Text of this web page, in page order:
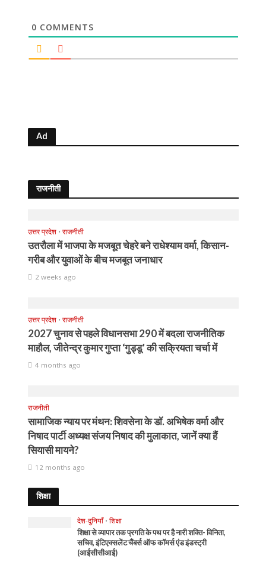
0 COMMENTS
Ad
राजनीती
उत्तर प्रदेश • राजनीती
उतरौला में भाजपा के मजबूत चेहरे बने राधेश्याम वर्मा, किसान-
गरीब और युवाओं के बीच मजबूत जनाधार
2 weeks ago
उत्तर प्रदेश • राजनीती
2027 चुनाव से पहले विधानसभा 290 में बदला राजनीतिक
माहौल, जीतेन्द्र कुमार गुप्ता ‘गुड्डू’ की सक्रियता चर्चा में
4 months ago
राजनीती
सामाजिक न्याय पर मंथन: शिवसेना के डॉ. अभिषेक वर्मा और
निषाद पार्टी अध्यक्ष संजय निषाद की मुलाकात, जानें क्या हैं
सियासी मायने?
12 months ago
शिक्षा
देश-दुनियाँ • शिक्षा
शिक्षा से व्यापार तक प्रगति के पथ पर है नारी शक्ति- विनिता,
सचिव, इंटिएक्सलेंट चैंबर्स ऑफ कॉमर्स एंड इंडस्ट्री
(आईसीसीआई)